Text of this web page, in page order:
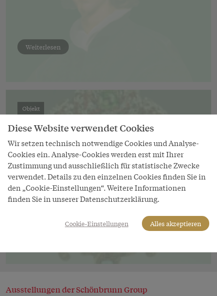
Weiterlesen
Objekt
Sternkreuzordensmonstranz
1668
Ausstellungen der Schönbrunn Group
Diese Website verwendet Cookies
Wir setzen technisch notwendige Cookies und Analyse-
Cookies ein. Analyse-Cookies werden erst mit Ihrer
Zustimmung und ausschließlich für statistische Zwecke
verwendet. Details zu den einzelnen Cookies finden Sie in
den „Cookie-Einstellungen“. Weitere Informationen
finden Sie in unserer Datenschutzerklärung.
Cookie-Einstellungen Alles akzeptieren